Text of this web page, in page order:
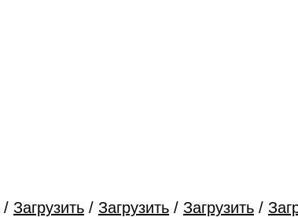
/ Загрузить / Загрузить / Загрузить /